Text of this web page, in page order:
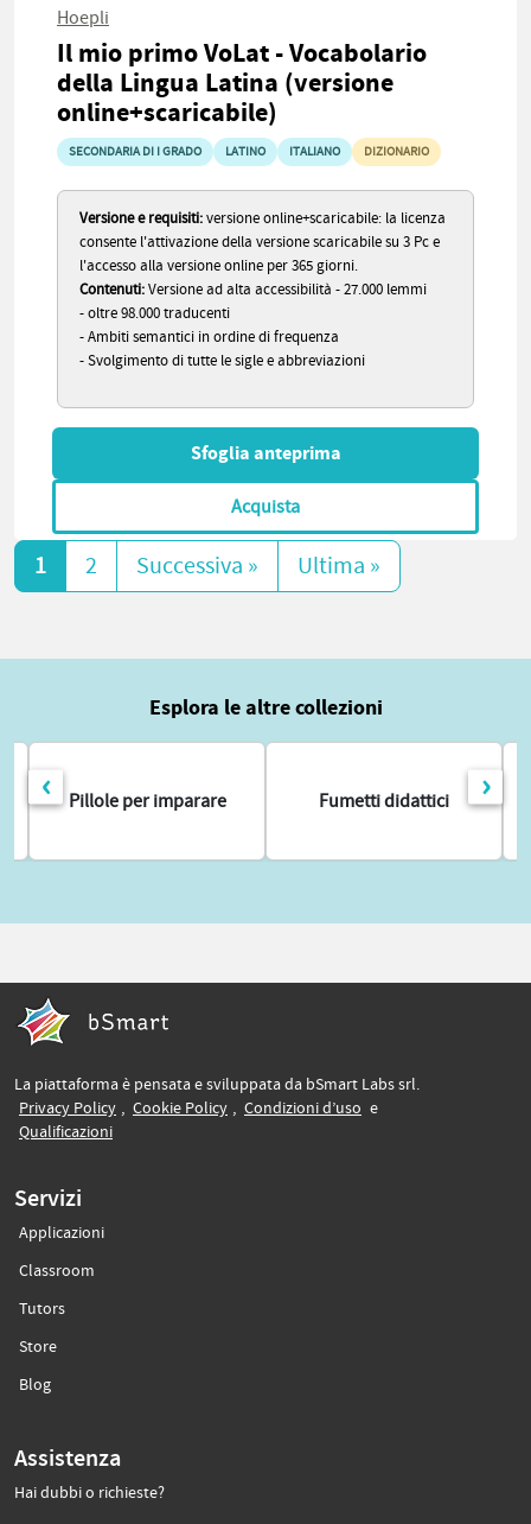
Hoepli
Il mio primo VoLat - Vocabolario
della Lingua Latina (versione
online+scaricabile)
SECONDARIA DI I GRADO LATINO ITALIANO DIZIONARIO
Versione e requisiti:versione online+scaricabile: la licenza
consente l'attivazione della versione scaricabile su 3 Pc e
l'accesso alla versione online per 365 giorni.
Contenuti:Versione ad alta accessibilità - 27.000 lemmi
- oltre 98.000 traducenti
- Ambiti semantici in ordine di frequenza
- Svolgimento di tutte le sigle e abbreviazioni
Sfoglia anteprima
Acquista
1 2 Successiva » Ultima »
Esplora le altre collezioni
‹ Pillole per imparare Fumetti didattici ›
La piattaforma è pensata e sviluppata da bSmart Labs srl.
Privacy Policy(si apre in un’altra scheda)
, Cookie Policy(si apre in un’altra scheda)
, Condizioni d’uso (si apre in un’altra
e
Qualificazioni(si apre in un’altra scheda)
Servizi
Applicazioni
Classroom
Tutors(si apre in un’altra scheda)
Store(si apre in un’altra scheda)
Blog(si apre in un’altra scheda)
Assistenza
Hai dubbi o richieste?